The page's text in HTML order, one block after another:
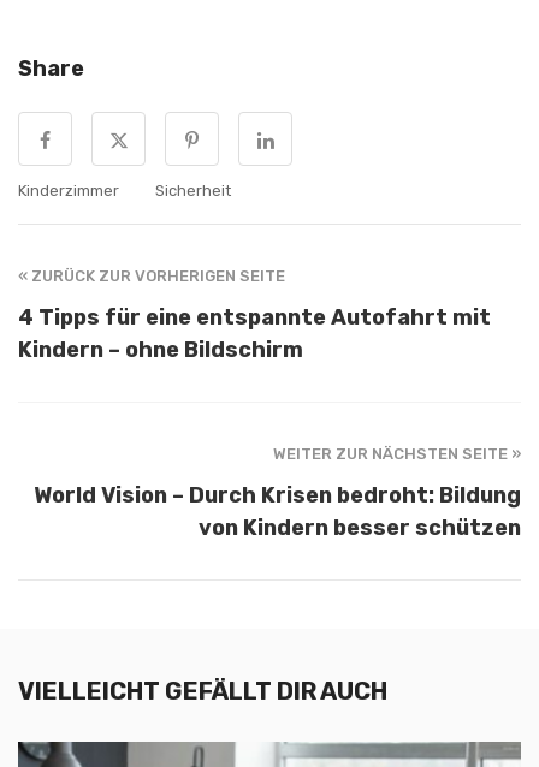
Share
Kinderzimmer Sicherheit
« ZURÜCK ZUR VORHERIGEN SEITE
4 Tipps für eine entspannte Autofahrt mit
Kindern – ohne Bildschirm
WEITER ZUR NÄCHSTEN SEITE »
World Vision – Durch Krisen bedroht: Bildung
von Kindern besser schützen
VIELLEICHT GEFÄLLT DIR AUCH